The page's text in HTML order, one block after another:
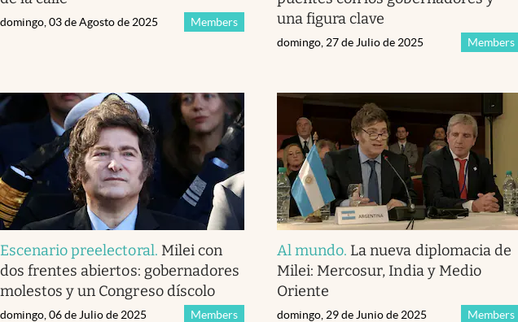
Members
domingo, 03 de Agosto de 2025
una figura clave
Members
domingo, 27 de Julio de 2025
Escenario preelectoral. Milei con
dos frentes abiertos: gobernadores
molestos y un Congreso díscolo
Members
domingo, 06 de Julio de 2025
Al mundo. La nueva diplomacia de
Milei: Mercosur, India y Medio
Oriente
Members
domingo, 29 de Junio de 2025